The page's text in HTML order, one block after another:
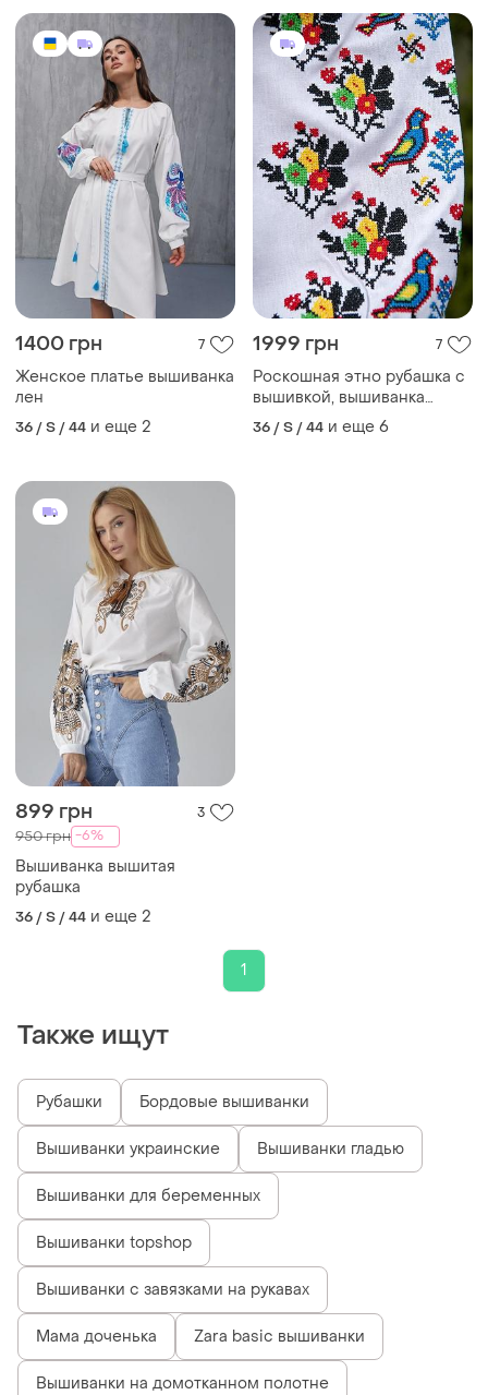
1400 грн 7
Женское платье вышиванка
лен
36 / S / 44 и еще 2
1999 грн 7
Роскошная этно рубашка с
вышивкой, вышиванка
женская блуза, блуза с
вышивкой птицы
36 / S / 44 и еще 6
899 грн 3
950 грн -6%
Вышиванка вышитая
рубашка
36 / S / 44 и еще 2
1
Также ищут
Рубашки Бордовые вышиванки
Вышиванки украинские Вышиванки гладью
Вышиванки для беременных
Вышиванки topshop
Вышиванки с завязками на рукавах
Мама доченька Zara basic вышиванки
Вышиванки на домотканном полотне